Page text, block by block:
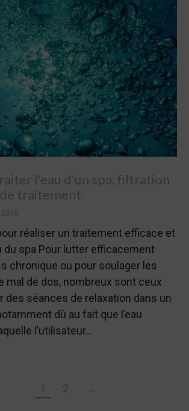
l’eau d’un spa, filtration
traitement
réaliser un traitement efficace et
du spa Pour lutter efficacement
chronique ou pour soulager les
mal de dos, nombreux sont ceux
des séances de relaxation dans un
dû au fait que l’eau
l’utilisateur…
1 2 →